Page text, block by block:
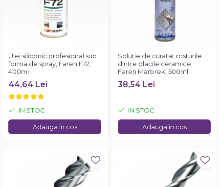
Ulei siliconic profesional sub
forma de spray, Faren F72,
400ml
44,64 Lei
IN STOC
Adauga in cos
Solutie de curatat rosturile
dintre placile ceramice,
Faren Marbrek, 500ml
38,54 Lei
IN STOC
Adauga in cos